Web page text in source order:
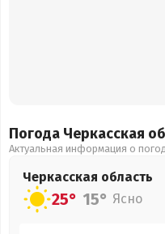
Погода Черкасская
Актуальная информация о
Черкасская область
25° 15° Ясно